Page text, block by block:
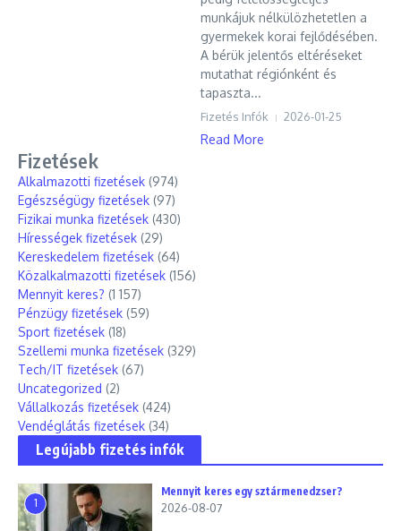
munkájuk nélkülözhetetlen a
gyermekek korai fejlődésében.
A bérük jelentős eltéréseket
mutathat régiónként és
tapaszta...
Fizetés Infók 2026-01-25
Read More
Fizetések
Alkalmazotti fizetések (974)
Egészségügy fizetések (97)
Fizikai munka fizetések (430)
Hírességek fizetések (29)
Kereskedelem fizetések (64)
Közalkalmazotti fizetések (156)
Mennyit keres? (1 157)
Pénzügy fizetések (59)
Sport fizetések (18)
Szellemi munka fizetések (329)
Tech/IT fizetések (67)
Uncategorized (2)
Vállalkozás fizetések (424)
Vendéglátás fizetések (34)
Legújabb fizetés infók
1
Mennyit keres egy sztármenedzser?
2026-08-07